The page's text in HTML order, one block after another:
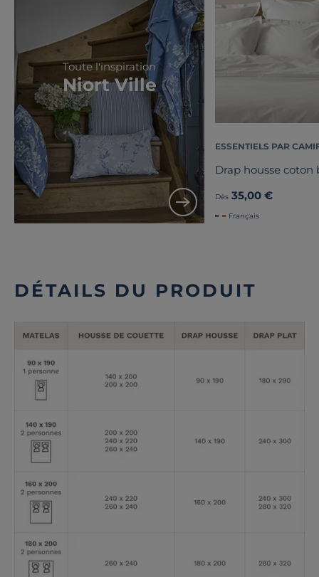
Toute l'inspiration
Niort Ville
ESSENTIELS PAR
Drap housse coton
Dès 35,00 €
Français
DÉTAILS DU PRODUIT